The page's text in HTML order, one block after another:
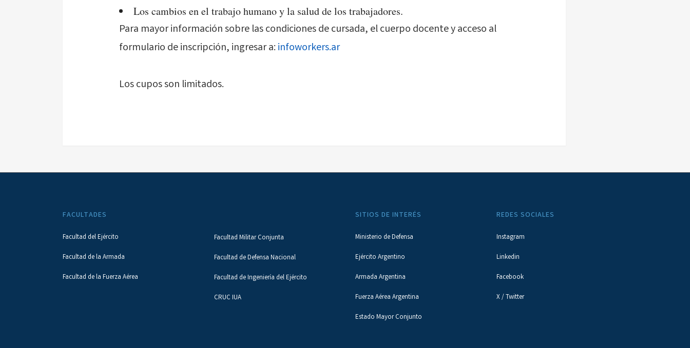
Los cambios en el trabajo humano y la salud de los trabajadores.
Para mayor información sobre las condiciones de cursada, el cuerpo docente y acceso al
formulario de inscripción, ingresar a: infoworkers.ar
Los cupos son limitados.
FACULTADES
Facultad del Ejército
Facultad de la Armada
Facultad de la Fuerza Aérea
Facultad Militar Conjunta
Facultad de Defensa Nacional
Facultad de Ingeniería del Ejército
CRUC IUA
SITIOS DE INTERÉS
Ministerio de Defensa
Ejército Argentino
Armada Argentina
Fuerza Aérea Argentina
Estado Mayor Conjunto
REDES SOCIALES
Instagram
Linkedin
Facebook
X / Twitter